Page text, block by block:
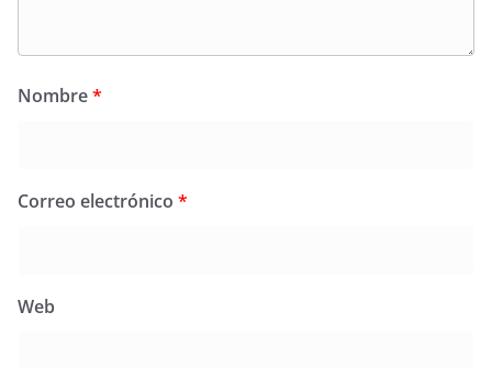
Nombre*
Correo electrónico *
Web